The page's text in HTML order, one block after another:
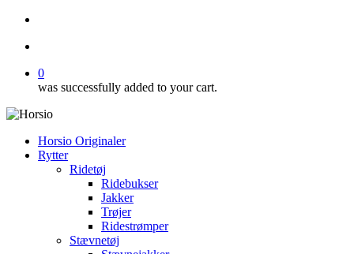
0
was successfully added to your cart.
Horsio Originaler
Rytter
Ridetøj
Ridebukser
Jakker
Trøjer
Ridestrømper
Stævnetøj